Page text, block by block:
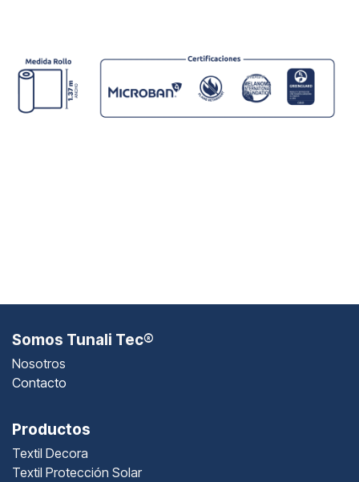
Somos Tunali Tec®
Nosotros
Contacto
Productos
Textil Decora
Textil Protección Solar